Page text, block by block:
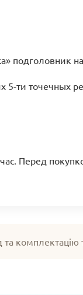
подголовник
5-ти точечных
Перед